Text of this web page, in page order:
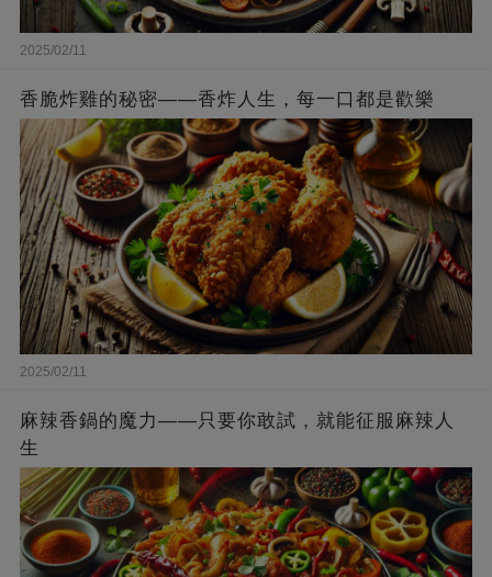
2025/02/11
香脆炸雞的秘密——香炸人生，每一口都是歡樂
2025/02/11
麻辣香鍋的魔力——只要你敢試，就能征服麻辣人
生